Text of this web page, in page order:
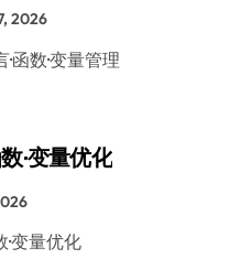
2026
·函数·变量管理
·变量优化
·变量优化